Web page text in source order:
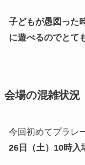
子どもが愚図った
に遊べるのでとて
会場の混雑状況
今回初めてプラレ
26日（土）10時入